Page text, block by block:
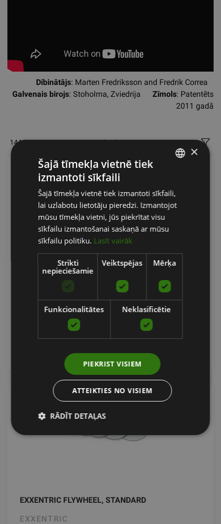
Dibinātājs: Marten Fredriksson and Fredrik Correa
Galvenais birojs: Stoholma, Zviedrija Zīmols: Patentēts
2011 gadā
144 preces lapā Vispopulārākais
KBOX LITE PLATFORMA, MELNA
2528.90€
EXXENTRIC FLYWHEEL, STANDARD
EXXENTRIC
ENGLISH
RUSSIAN
×
Šajā tīmekļa vietnē tiek
izmantoti sīkfaili
Šajā tīmekļa vietnē tiek izmantoti sīkfaili,
lai uzlabotu lietotāju pieredzi. Izmantojot
mūsu tīmekļa vietni, jūs piekrītat visu
sīkfailu izmantošanai saskaņā ar mūsu
sīkfailu politiku. Lasīt vairāk
Strikti
nepieciešamie
Veiktspējas Mērķa
Funkcionalitātes Neklasificētie
PIEKRIST VISIEM
ATTEIKTIES NO VISIEM
RĀDĪT DETAĻAS